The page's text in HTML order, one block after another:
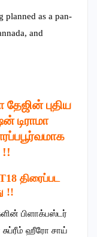
planned as a pan-
and
புதிய
டிராமா
!!
திரைப்பட
!!
பிளாக்பஸ்டர்
ஹீரோ சாய்